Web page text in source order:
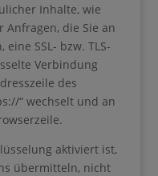
Inhalte, wie
Anfragen, die Sie an
SSL- bzw. TLS-
Verbindung
des
“ wechselt und an
aktiviert ist,
übermitteln, nicht